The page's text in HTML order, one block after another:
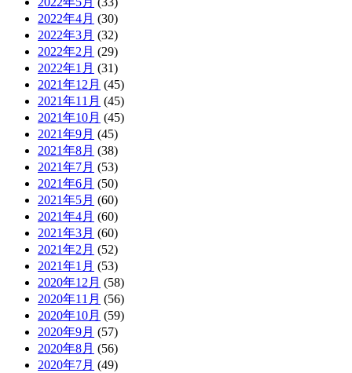
2022年4月 (30)
2022年3月 (32)
2022年2月 (29)
2022年1月 (31)
2021年12月 (45)
2021年11月 (45)
2021年10月 (45)
2021年9月 (45)
2021年8月 (38)
2021年7月 (53)
2021年6月 (50)
2021年5月 (60)
2021年4月 (60)
2021年3月 (60)
2021年2月 (52)
2021年1月 (53)
2020年12月 (58)
2020年11月 (56)
2020年10月 (59)
2020年9月 (57)
2020年8月 (56)
2020年7月 (49)